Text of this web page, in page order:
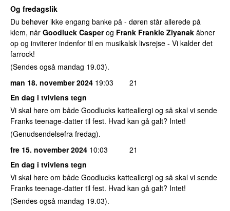
Og fredagslik
Du behøver ikke engang banke på - døren står allerede på
klem, når Goodluck Casperog Frank Frankie Ziyanak åbner
op og inviterer indenfor til en musikalsk livsrejse - Vi kalder det
farrock!
(Sendes også mandag 19.03).
man 18. november 2024 19:03
21
En dag i tvivlens tegn
Vi skal høre om både Goodlucks katteallergi og så skal vi sende
Franks teenage-datter til fest. Hvad kan gå galt? Intet!
(Genudsendelsefra fredag).
fre 15. november 2024 10:03
21
En dag i tvivlens tegn
Vi skal høre om både Goodlucks katteallergi og så skal vi sende
Franks teenage-datter til fest. Hvad kan gå galt? Intet!
(Sendes også mandag 19.03).